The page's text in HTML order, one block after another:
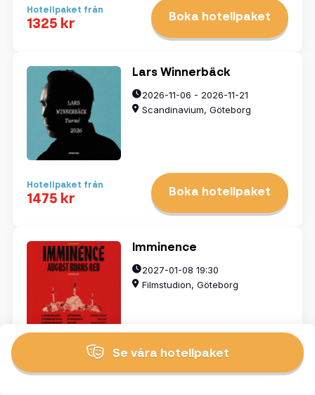
Se våra hotellpaket
Hotellpaket från
1325 kr Boka hotellpaket
Lars Winnerbäck
2026-11-06 - 2026-11-21
Scandinavium, Göteborg
Hotellpaket från
1475 kr Boka hotellpaket
Imminence
2027-01-08 19:30
Filmstudion, Göteborg
Hotellpaket från
1245 kr